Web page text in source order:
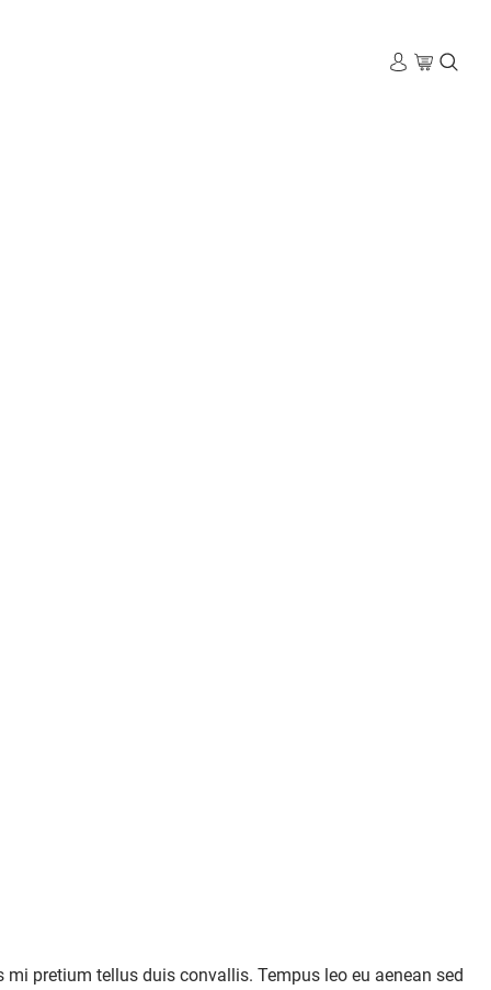
pretium tellus duis convallis. Tempus leo eu aenean sed